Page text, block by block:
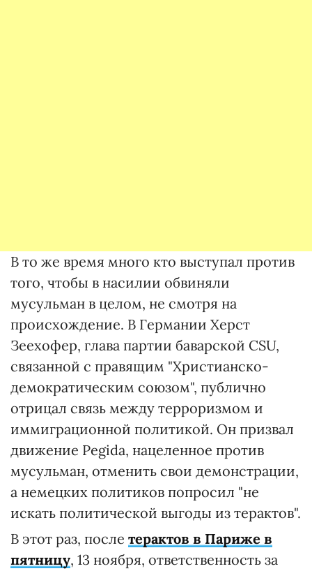
В то же время много кто выступал против
того, чтобы в насилии обвиняли
мусульман в целом, не смотря на
происхождение. В Германии Херст
Зеехофер, глава партии баварской CSU,
связанной с правящим "Христианско-
демократическим союзом", публично
отрицал связь между терроризмом и
иммиграционной политикой. Он призвал
движение Pegida, нацеленное против
мусульман, отменить свои демонстрации,
а немецких политиков попросил "не
искать политической выгоды из терактов".
В этот раз, после терактов в Париже в
пятницу, 13 ноября, ответственность за